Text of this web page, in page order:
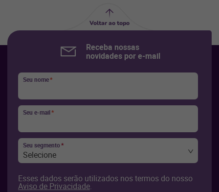
Voltar ao topo
Receba nossas
novidades por e-mail
Seu nome*
Seu e-mail*
Seu segmento*
Selecione
Esses dados serão utilizados nos termos do nosso
Aviso de Privacidade.